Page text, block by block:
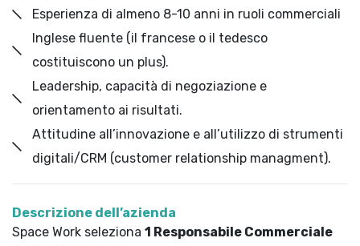
Esperienza di almeno 8-10 anni in ruoli commerciali
Inglese fluente (il francese o il tedesco
costituiscono un plus).
Leadership, capacità di negoziazione e
orientamento ai risultati.
Attitudine all’innovazione e all’utilizzo di strumenti
digitali/CRM (customer relationship managment).
Descrizione dell’azienda
Space Work seleziona 1 Responsabile Commerciale